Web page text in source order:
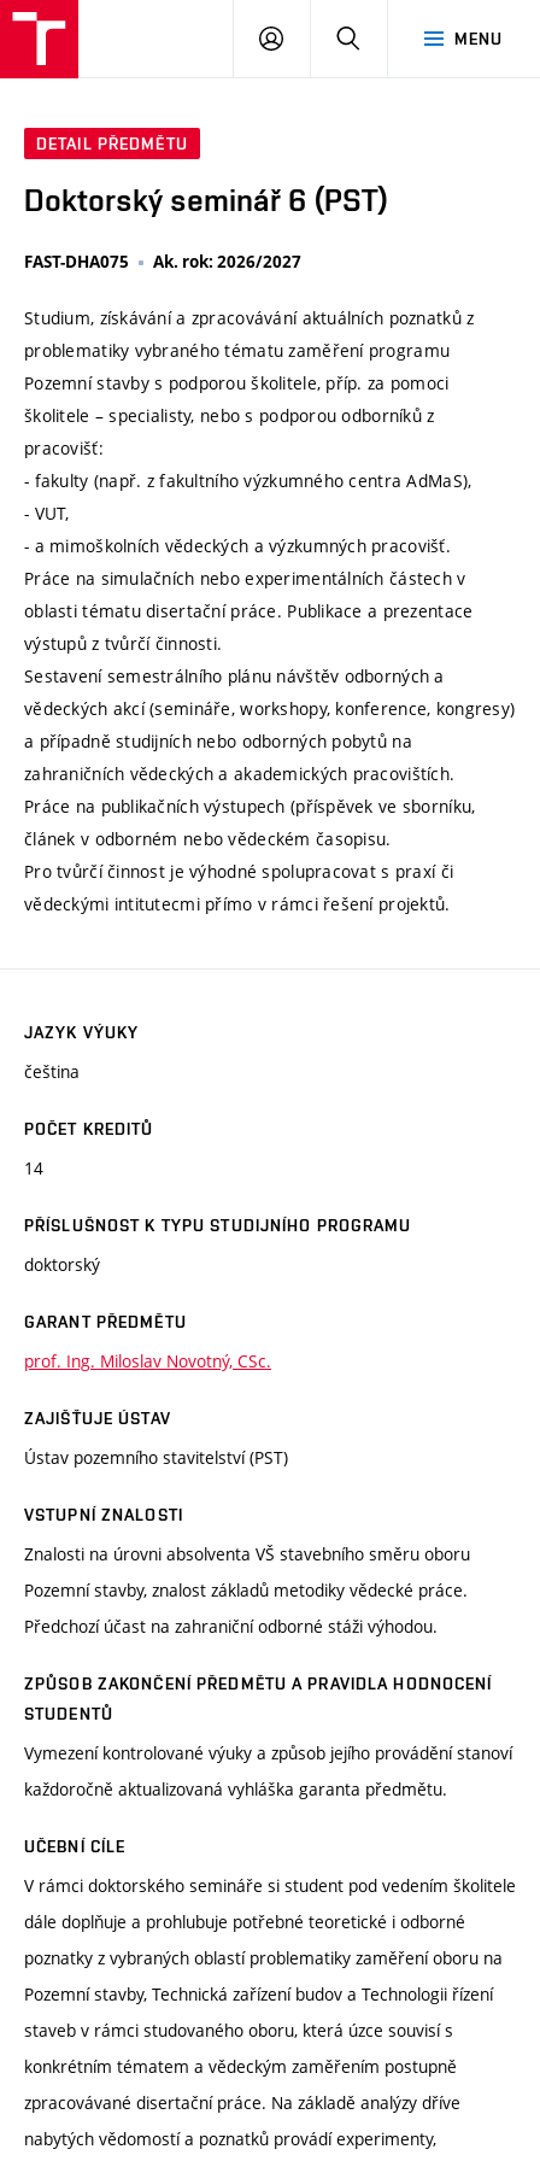
MENU
PŘIHLÁSIT
DETAIL PŘEDMĚTU
Doktorský seminář 6 (PST)
FAST-DHA075 Ak. rok: 2026/2027
Studium, získávání a zpracovávání aktuálních poznatků z
problematiky vybraného tématu zaměření programu
Pozemní stavby s podporou školitele, příp. za pomoci
školitele – specialisty, nebo s podporou odborníků z
pracovišť:
- fakulty (např. z fakultního výzkumného centra AdMaS),
- VUT,
- a mimoškolních vědeckých a výzkumných pracovišť.
Práce na simulačních nebo experimentálních částech v
oblasti tématu disertační práce. Publikace a prezentace
výstupů z tvůrčí činnosti.
Sestavení semestrálního plánu návštěv odborných a
vědeckých akcí (semináře, workshopy, konference, kongresy)
a případně studijních nebo odborných pobytů na
zahraničních vědeckých a akademických pracovištích.
Práce na publikačních výstupech (příspěvek ve sborníku,
článek v odborném nebo vědeckém časopisu.
Pro tvůrčí činnost je výhodné spolupracovat s praxí či
vědeckými intitutecmi přímo v rámci řešení projektů.
JAZYK VÝUKY
čeština
POČET KREDITŮ
14
PŘÍSLUŠNOST K TYPU STUDIJNÍHO PROGRAMU
doktorský
GARANT PŘEDMĚTU
prof. Ing. Miloslav Novotný, CSc.
ZAJIŠŤUJE ÚSTAV
Ústav pozemního stavitelství (PST)
VSTUPNÍ ZNALOSTI
Znalosti na úrovni absolventa VŠ stavebního směru oboru
Pozemní stavby, znalost základů metodiky vědecké práce.
Předchozí účast na zahraniční odborné stáži výhodou.
ZPŮSOB ZAKONČENÍ PŘEDMĚTU A PRAVIDLA HODNOCENÍ
STUDENTŮ
Vymezení kontrolované výuky a způsob jejího provádění stanoví
každoročně aktualizovaná vyhláška garanta předmětu.
UČEBNÍ CÍLE
V rámci doktorského semináře si student pod vedením školitele
dále doplňuje a prohlubuje potřebné teoretické i odborné
poznatky z vybraných oblastí problematiky zaměření oboru na
Pozemní stavby, Technická zařízení budov a Technologii řízení
staveb v rámci studovaného oboru, která úzce souvisí s
konkrétním tématem a vědeckým zaměřením postupně
zpracovávané disertační práce. Na základě analýzy dříve
nabytých vědomostí a poznatků provádí experimenty,